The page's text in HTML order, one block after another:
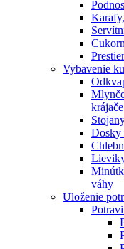
Vybavenie
krájače
Dosky
váhy
Uloženie